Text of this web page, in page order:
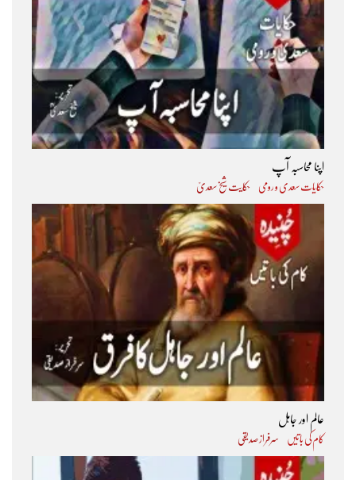
اپنا محاسبہ آپ
حکایات سعدی و رومی حکایت شیخ سعدیؒ
عالم اور جاہل
کام کی باتیں سرفراز صدیقی